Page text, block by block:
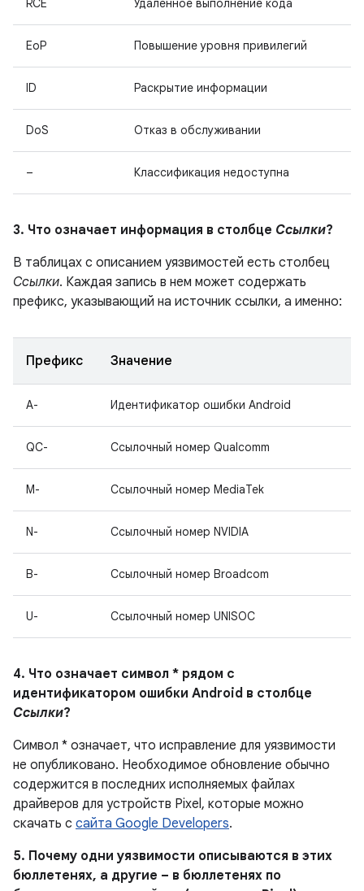
RCE Удаленное выполнение кода
EoP Повышение уровня привилегий
ID Раскрытие информации
DoS Отказ в обслуживании
– Классификация недоступна
3. Что означает информация в столбце Ссылки?
В таблицах с описанием уязвимостей есть столбец
Ссылки. Каждая запись в нем может содержать
префикс, указывающий на источник ссылки, а именно:
Префикс Значение
A- Идентификатор ошибки Android
QC- Ссылочный номер Qualcomm
M- Ссылочный номер MediaTek
N- Ссылочный номер NVIDIA
B- Ссылочный номер Broadcom
U- Ссылочный номер UNISOC
4. Что означает символ * рядом с
идентификатором ошибки Android в столбце
Ссылки?
Символ * означает, что исправление для уязвимости
не опубликовано. Необходимое обновление обычно
содержится в последних исполняемых файлах
драйверов для устройств Pixel, которые можно
скачать с сайта Google Developers.
5. Почему одни уязвимости описываются в этих
бюллетенях, а другие – в бюллетенях по